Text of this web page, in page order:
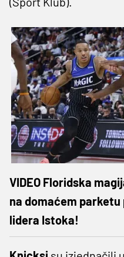
VIDEO Floridska
na domaćem
lidera Istoka!